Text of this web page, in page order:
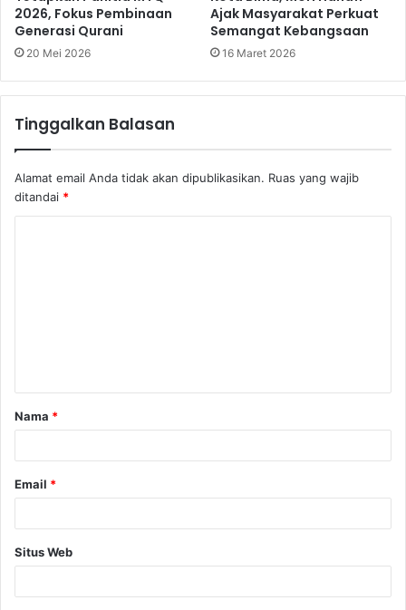
2026, Fokus Pembinaan
Generasi Qurani
20 Mei 2026
Ajak Masyarakat Perkuat
Semangat Kebangsaan
16 Maret 2026
Tinggalkan Balasan
Alamat email Anda tidak akan dipublikasikan. Ruas yang wajib
ditandai *
a
r
Nama *
Email *
Situs Web